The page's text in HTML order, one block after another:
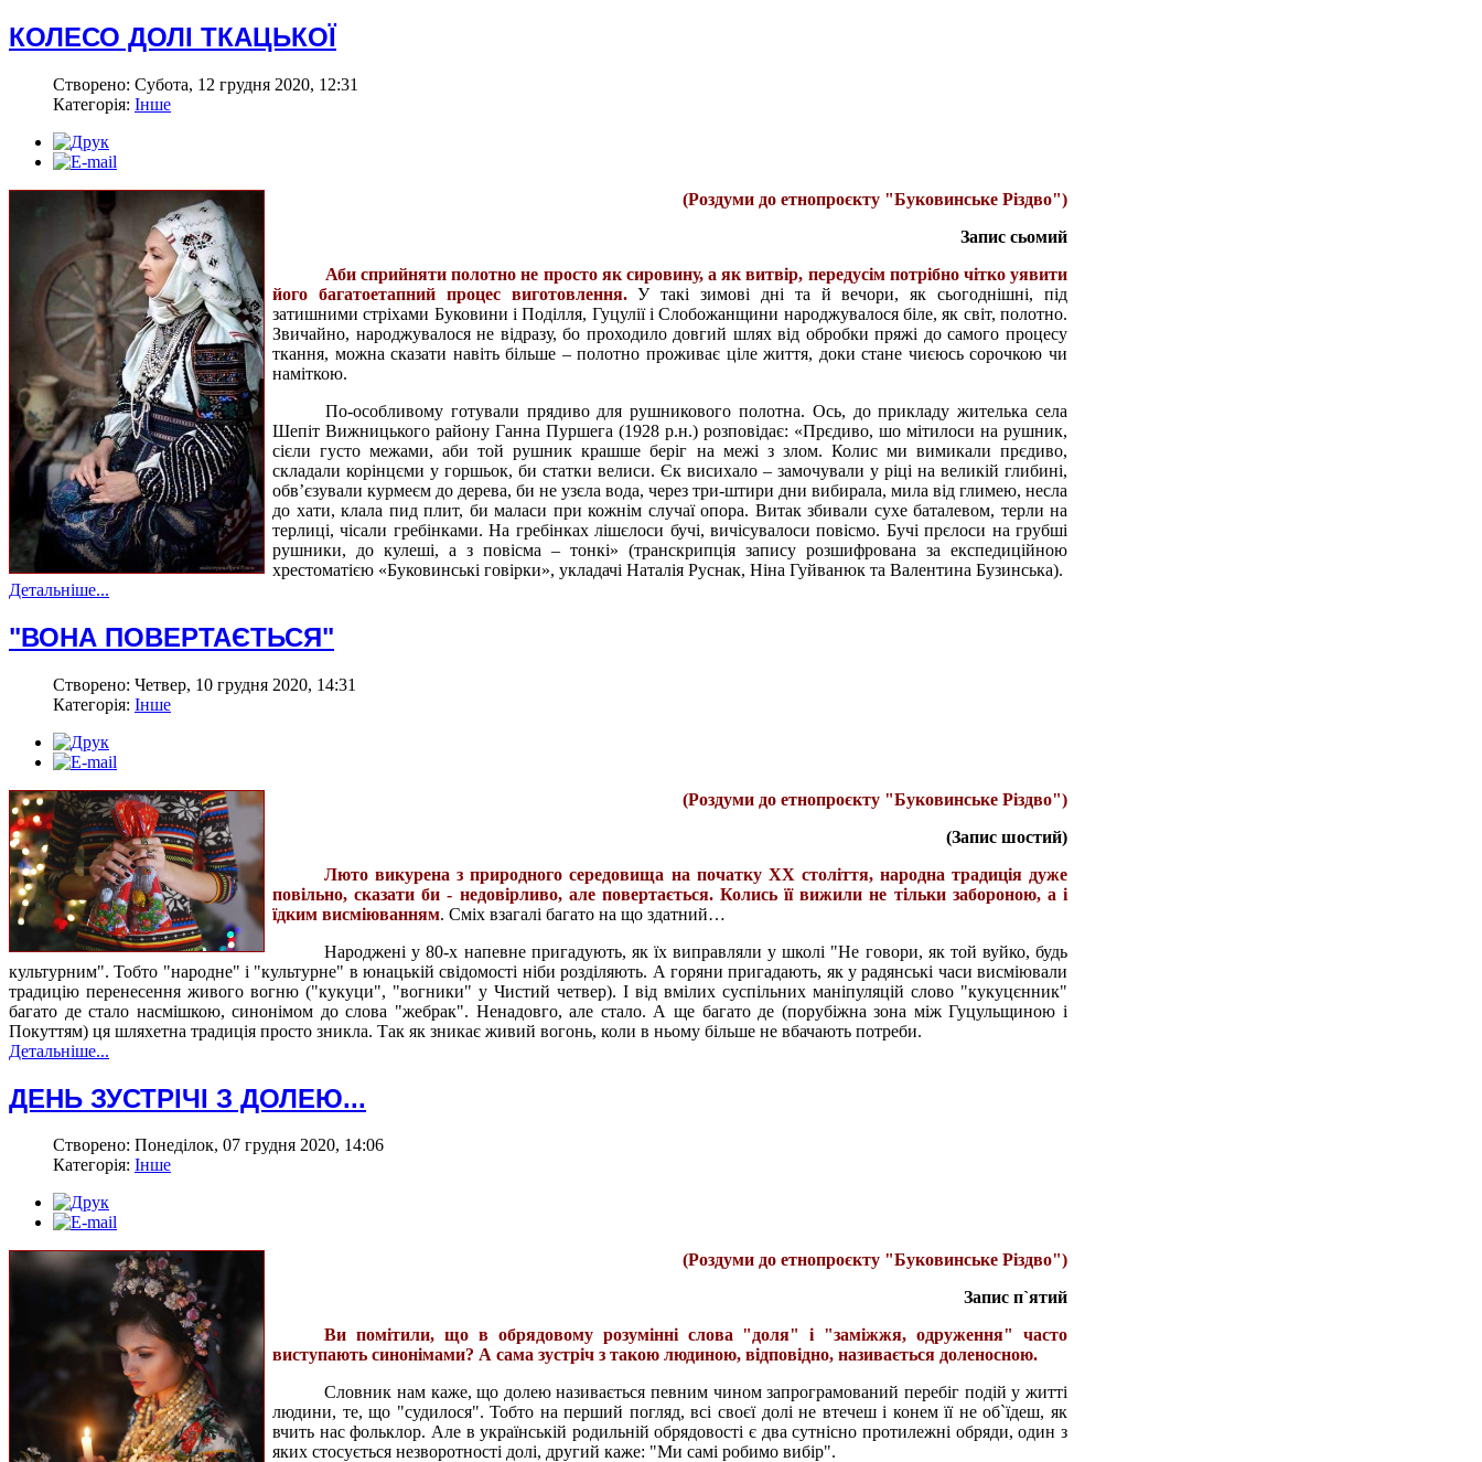
КОЛЕСО ДОЛІ ТКАЦЬКОЇ
Створено: Субота, 12 грудня 2020, 12:31
Категорія: Інше
(Роздуми до етнопроєкту "Буковинське Різдво")
Запис сьомий
Аби сприйняти полотно не просто як сировину, а як витвір, передусім потрібно чітко уявити
його багатоетапний процес виготовлення.У такі зимові дні та й вечори, як сьогоднішні, під
затишними стріхами Буковини і Поділля, Гуцулії і Слобожанщини народжувалося біле, як світ, полотно.
Звичайно, народжувалося не відразу, бо проходило довгий шлях від обробки пряжі до самого процесу
ткання, можна сказати навіть більше – полотно проживає ціле життя, доки стане чиєюсь сорочкою чи
наміткою.
По-особливому готували прядиво для рушникового полотна. Ось, до прикладу жителька села
Шепіт Вижницького району Ганна Пуршега (1928 р.н.) розповідає: «Прєдиво, шо мітилоси на рушник,
сієли густо межами, аби той рушник крашше беріг на межі з злом. Колис ми вимикали прєдиво,
складали корінцєми у горшьок, би статки велиси. Єк висихало – замочували у ріці на великій глибині,
обвʼєзували курмеєм до дерева, би не узєла вода, через три-штири дни вибирала, мила від глимею, несла
до хати, клала пид плит, би маласи при кожнім случаї опора. Витак збивали сухе баталевом, терли на
терлиці, чісали гребінками. На гребінках лішєлоси бучі, вичісувалоси повісмо. Бучі прєлоси на грубші
рушники, до кулеші, а з повісма – тонкі» (транскрипція запису розшифрована за експедиційною
хрестоматією «Буковинські говірки», укладачі Наталія Руснак, Ніна Гуйванюк та Валентина Бузинська).
Детальніше...
"ВОНА ПОВЕРТАЄТЬСЯ"
Створено: Четвер, 10 грудня 2020, 14:31
Категорія: Інше
(Роздуми до етнопроєкту "Буковинське Різдво")
(Запис шостий)
Люто викурена з природного середовища на початку ХХ століття, народна традиція дуже
повільно, сказати би - недовірливо, але повертається. Колись її вижили не тільки забороною, а і
їдким висміюванням. Сміх взагалі багато на що здатний…
Народжені у 80-х напевне пригадують, як їх виправляли у школі "Не говори, як той вуйко, будь
культурним". Тобто "народне" і "культурне" в юнацькій свідомості ніби розділяють. А горяни пригадають, як у радянські часи висміювали
традицію перенесення живого вогню ("кукуци", "вогники" у Чистий четвер). І від вмілих суспільних маніпуляцій слово "кукуцєнник"
багато де стало насмішкою, синонімом до слова "жебрак". Ненадовго, але стало. А ще багато де (порубіжна зона між Гуцульщиною і
Покуттям) ця шляхетна традиція просто зникла. Так як зникає живий вогонь, коли в ньому більше не вбачають потреби.
Детальніше...
ДЕНЬ ЗУСТРІЧІ З ДОЛЕЮ...
Створено: Понеділок, 07 грудня 2020, 14:06
Категорія: Інше
(Роздуми до етнопроєкту "Буковинське Різдво")
Запис п`ятий
Ви помітили, що в обрядовому розумінні слова "доля" і "заміжжя, одруження" часто
виступають синонімами? А сама зустріч з такою людиною, відповідно, називається доленосною.
Словник нам каже, що долею називається певним чином запрограмований перебіг подій у житті
людини, те, що "судилося". Тобто на перший погляд, всі своєї долі не втечеш і конем її не об`їдеш, як
вчить нас фольклор. Але в українській родильній обрядовості є два сутнісно протилежні обряди, один з
яких стосується незворотності долі, другий каже: "Ми самі робимо вибір".